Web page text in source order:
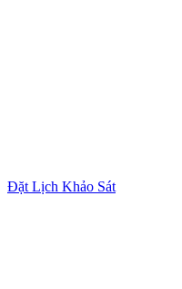
Đặt Lịch Khảo Sát